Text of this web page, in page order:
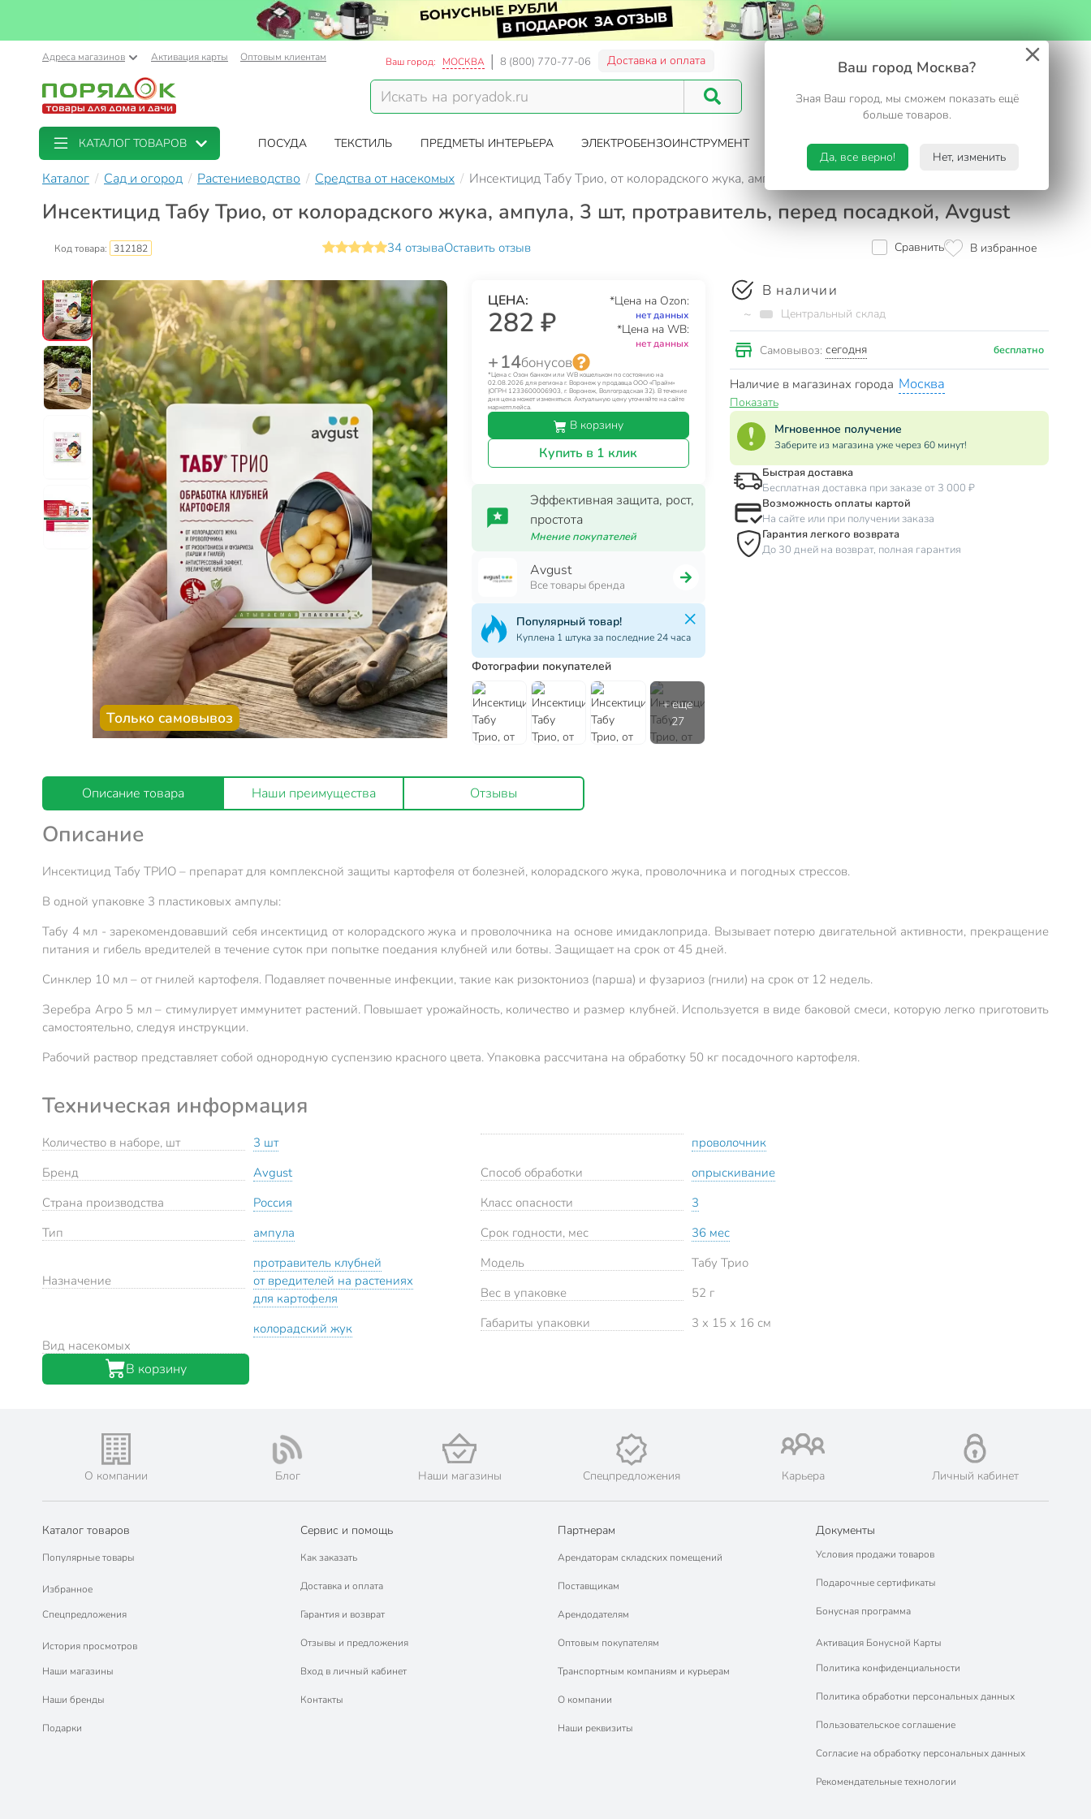
Ваш город Москва?
Зная Ваш город, мы сможем показать ещё
больше товаров.
Да, все верно! Нет, изменить
Адреса магазинов Активация карты Оптовым клиентам Ваш город: МОСКВА 8 (800) 770-77-06 Доставка и оплата
Корзина
КАТАЛОГ ТОВАРОВ ПОСУДА ТЕКСТИЛЬ ПРЕДМЕТЫ ИНТЕРЬЕРА ЭЛЕКТРОБЕНЗОИНСТРУМЕНТ САД И ОГОРОД ТУРИЗМ. ОТДЫХ НА ДАЧЕ
Каталог Сад и огород Растениеводство Средства от насекомых Инсектицид Табу Трио, от колорадского жука, ампула, 3 шт, протравитель, перед посадкой, Avgust
Инсектицид Табу Трио, от колорадского жука, ампула, 3 шт, протравитель, перед посадкой, Avgust
Код товара: 312182 34 отзываОставить отзыв Сравнить В избранное
Только самовывоз
ЦЕНА:
282 ₽
*Цена на Ozon:
нет данных
*Цена на WB:
нет данных
+ 14бонусов
*Цена с Озон банком или WB кошельком по состоянию на
02.08.2026 для региона г. Воронеж у продавца ООО «Прайм»
(ОГРН 1233600006903, г. Воронеж, Волгоградская 32). В течение
дня цена может изменяться. Актуальную цену уточняйте на сайте
маркетплейса.
В корзину
Купить в 1 клик
Эффективная защита, рост,
простота
Мнение покупателей
Avgust
Все товары бренда
Популярный товар!
Куплена 1 штука за последние 24 часа
Фотографии покупателей
В наличии
~ Центральный склад
Самовывоз: сегодня бесплатно
Наличие в магазинах города Москва
Показать
Мгновенное получение
Заберите из магазина уже через 60 минут!
Быстрая доставка
Бесплатная доставка при заказе от 3 000 ₽
Возможность оплаты картой
На сайте или при получении заказа
Гарантия легкого возврата
До 30 дней на возврат, полная гарантия
Описание товара Наши преимущества Отзывы
Описание
Инсектицид Табу ТРИО – препарат для комплексной защиты картофеля от болезней, колорадского жука, проволочника и погодных стрессов.
В одной упаковке 3 пластиковых ампулы:
Табу 4 мл - зарекомендовавший себя инсектицид от колорадского жука и проволочника на основе имидаклоприда. Вызывает потерю двигательной активности, прекращение
питания и гибель вредителей в течение суток при попытке поедания клубней или ботвы. Защищает на срок от 45 дней.
Синклер 10 мл – от гнилей картофеля. Подавляет почвенные инфекции, такие как ризоктониоз (парша) и фузариоз (гнили) на срок от 12 недель.
Зеребра Агро 5 мл – стимулирует иммунитет растений. Повышает урожайность, количество и размер клубней. Используется в виде баковой смеси, которую легко приготовить
самостоятельно, следуя инструкции.
Рабочий раствор представляет собой однородную суспензию красного цвета. Упаковка рассчитана на обработку 50 кг посадочного картофеля.
Техническая информация
Количество в наборе, шт
3 шт
Бренд
Avgust
Страна производства
Россия
Тип
ампула
Назначение
протравитель клубней
от вредителей на растениях
для картофеля
Вид насекомых
колорадский жук
проволочник
Способ обработки
опрыскивание
Класс опасности
3
Срок годности, мес
36 мес
Модель
Табу Трио
Вес в упаковке
52 г
Габариты упаковки
3 x 15 x 16 см
В корзину
О компании Блог Наши магазины Спецпредложения Карьера Личный кабинет
Каталог товаров
Популярные товары
Избранное
Спецпредложения
История просмотров
Наши магазины
Наши бренды
Подарки
Сервис и помощь
Как заказать
Доставка и оплата
Гарантия и возврат
Отзывы и предложения
Вход в личный кабинет
Контакты
Партнерам
Арендаторам складских помещений
Поставщикам
Арендодателям
Оптовым покупателям
Транспортным компаниям и курьерам
О компании
Наши реквизиты
Документы
Условия продажи товаров
Подарочные сертификаты
Бонусная программа
Активация Бонусной Карты
Политика конфиденциальности
Политика обработки персональных данных
Пользовательское соглашение
Согласие на обработку персональных данных
Рекомендательные технологии